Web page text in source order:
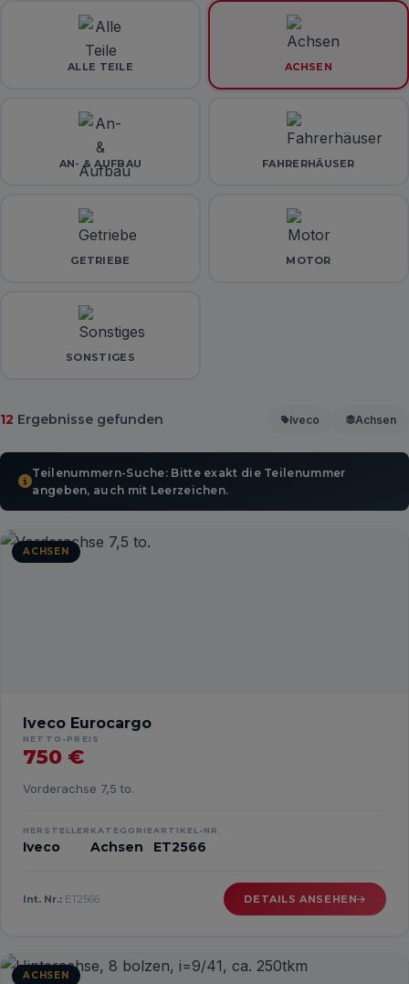
ALLE TEILE ACHSEN
AN- & AUFBAU FAHRERHÄUSER
GETRIEBE MOTOR
SONSTIGES
12 Ergebnisse gefunden Iveco Achsen
Teilenummern-Suche: Bitte exakt die Teilenummer
angeben, auch mit Leerzeichen.
ACHSEN
Iveco Eurocargo
NETTO-PREIS
750 €
Vorderachse 7,5 to.
HERSTELLER
Iveco
KATEGORIE
Achsen
ARTIKEL-NR.
ET2566
Int. Nr.: ET2566 DETAILS ANSEHEN
ACHSEN